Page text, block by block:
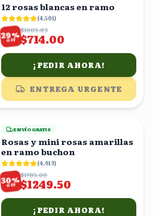
12 rosas blancas en ramo
(4,501)
29%
OFF
$1005.63
$714.00
¡PEDIR AHORA!
ENTREGA URGENTE
ENVÍO GRATIS
Rosas y mini rosas amarillas
en ramo buchon
(4,913)
30%
OFF
$1785.00
$1249.50
¡PEDIR AHORA!